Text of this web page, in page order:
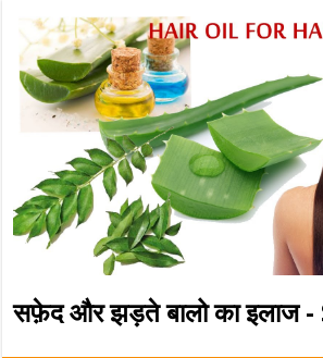
सफ़ेद और झड़ते बालो का इलाज -